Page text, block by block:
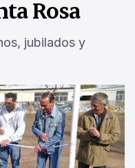
Rosa
jubilados y